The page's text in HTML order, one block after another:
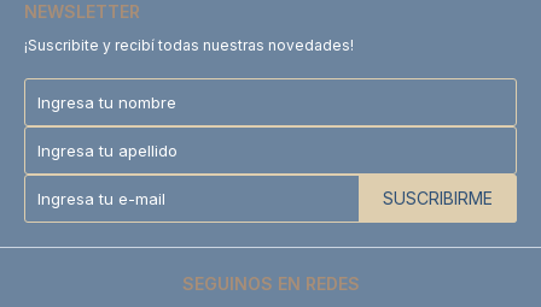
NEWSLETTER
¡Suscribite y recibí todas nuestras novedades!
SUSCRIBIRME
SEGUINOS EN REDES